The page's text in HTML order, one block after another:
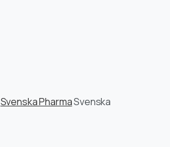
Svenska PharmaSvenska